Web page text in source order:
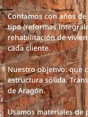
Contamos con años
tipo (reformas
rehabilitación de
cada cliente.
Nuestro objetivo: que
estructura sólida.
de Aragón.
Usamos materiales